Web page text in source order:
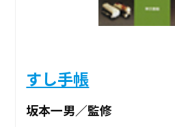
すし手帳
坂本一男／監修